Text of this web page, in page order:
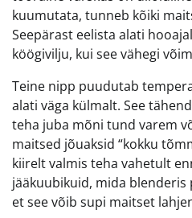
kuumutata, tunneb kõiki
Seepärast eelista alati
köögivilju, kui see vähegi
Teine nipp puudutab
alati väga külmalt. See
teha juba mõni tund varem
maitsed jõuaksid “kokku
kiirelt valmis teha vahetult
jääkuubikuid, mida
et see võib supi maitset